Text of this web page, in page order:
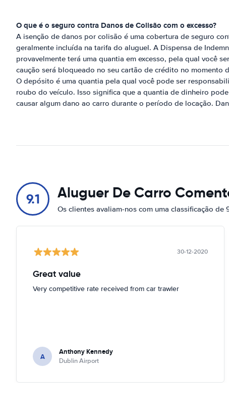
O que é o seguro contra Danos de Colisão com o excesso?
A isenção de danos por colisão é uma cobertura de seguro
geralmente incluída na tarifa do aluguel. A Dispensa de
provavelmente terá uma quantia em excesso, pela qual você
caução será bloqueado no seu cartão de crédito no momento
O depósito é uma quantia pela qual você pode ser
roubo do veículo. Isso significa que a quantia de dinheiro
causar algum dano ao carro durante o período de locação.
9.1 Aluguer De Carro
Os clientes avaliam-nos com uma classificação de
30-12-2020
Great value
Very competitive rate received from car trawler
A Anthony Kennedy
Dublin Airport